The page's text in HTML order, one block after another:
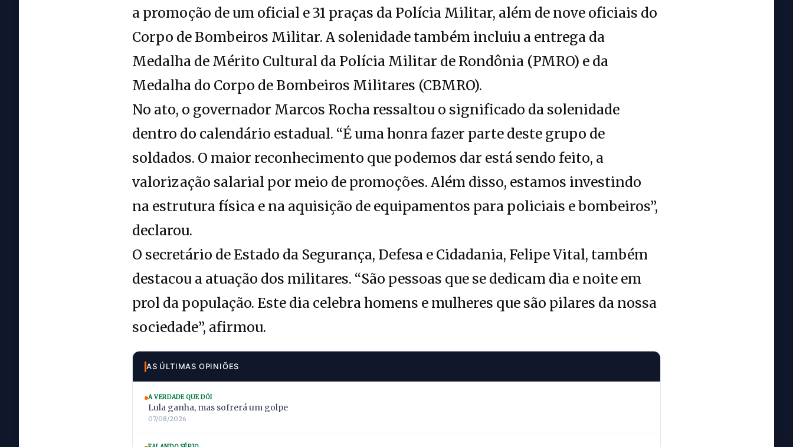
a promoção de um oficial e 31 praças da Polícia Militar, além de nove oficiais do
Corpo de Bombeiros Militar. A solenidade também incluiu a entrega da
Medalha de Mérito Cultural da Polícia Militar de Rondônia (PMRO) e da
Medalha do Corpo de Bombeiros Militares (CBMRO).
No ato, o governador Marcos Rocha ressaltou o significado da solenidade
dentro do calendário estadual. “É uma honra fazer parte deste grupo de
soldados. O maior reconhecimento que podemos dar está sendo feito, a
valorização salarial por meio de promoções. Além disso, estamos investindo
na estrutura física e na aquisição de equipamentos para policiais e bombeiros”,
declarou.
O secretário de Estado da Segurança, Defesa e Cidadania, Felipe Vital, também
destacou a atuação dos militares. “São pessoas que se dedicam dia e noite em
prol da população. Este dia celebra homens e mulheres que são pilares da nossa
sociedade”, afirmou.
AS ÚLTIMAS OPINIÕES
A VERDADE QUE DÓI
Lula ganha, mas sofrerá um golpe
07/08/2026